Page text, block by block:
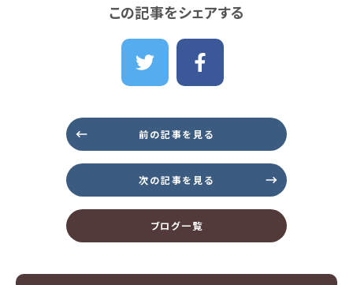
この記事をシェアする
前の記事を見る
ブログ一覧
次の記事を見る